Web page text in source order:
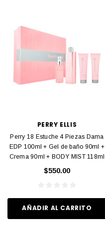
PERRY ELLIS
Perry 18 Estuche 4 Piezas Dama
EDP 100ml + Gel de baño 90ml +
Crema 90ml + BODY MIST 118ml
$550.00
AÑADIR AL CARRITO